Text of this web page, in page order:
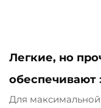
Легкие, но
обеспечивают
Для